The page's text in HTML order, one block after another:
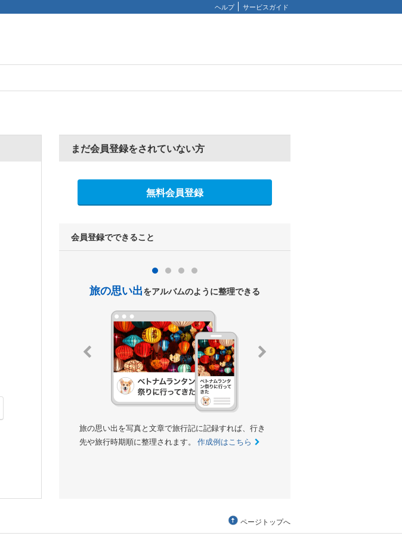
ヘルプ サービスガイド
まだ会員登録をされていない方
無料会員登録
会員登録でできること
旅の思い出をアルバムのように整理できる
旅の思い出を写真と文章で旅行記に記録すれば、行き
先や旅行時期順に整理されます。 作成例はこちら
ページトップへ